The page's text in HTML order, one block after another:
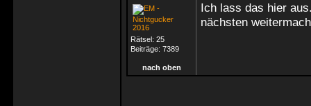
Rätsel: 25
Beiträge: 7389
Ich lass das hier
nächsten
nach oben